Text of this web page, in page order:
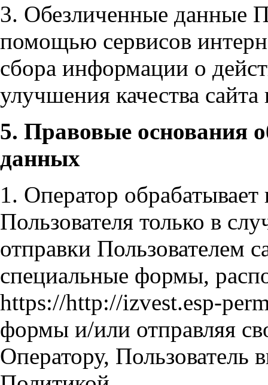
3. Обезличенные данные
помощью сервисов
сбора информации о
улучшения качества
5. Правовые основания
данных
1. Оператор
Пользователя только в
отправки Пользователем
специальные формы,
https://http://izvest.esp-
формы и/или отправляя
Оператору, Пользователь